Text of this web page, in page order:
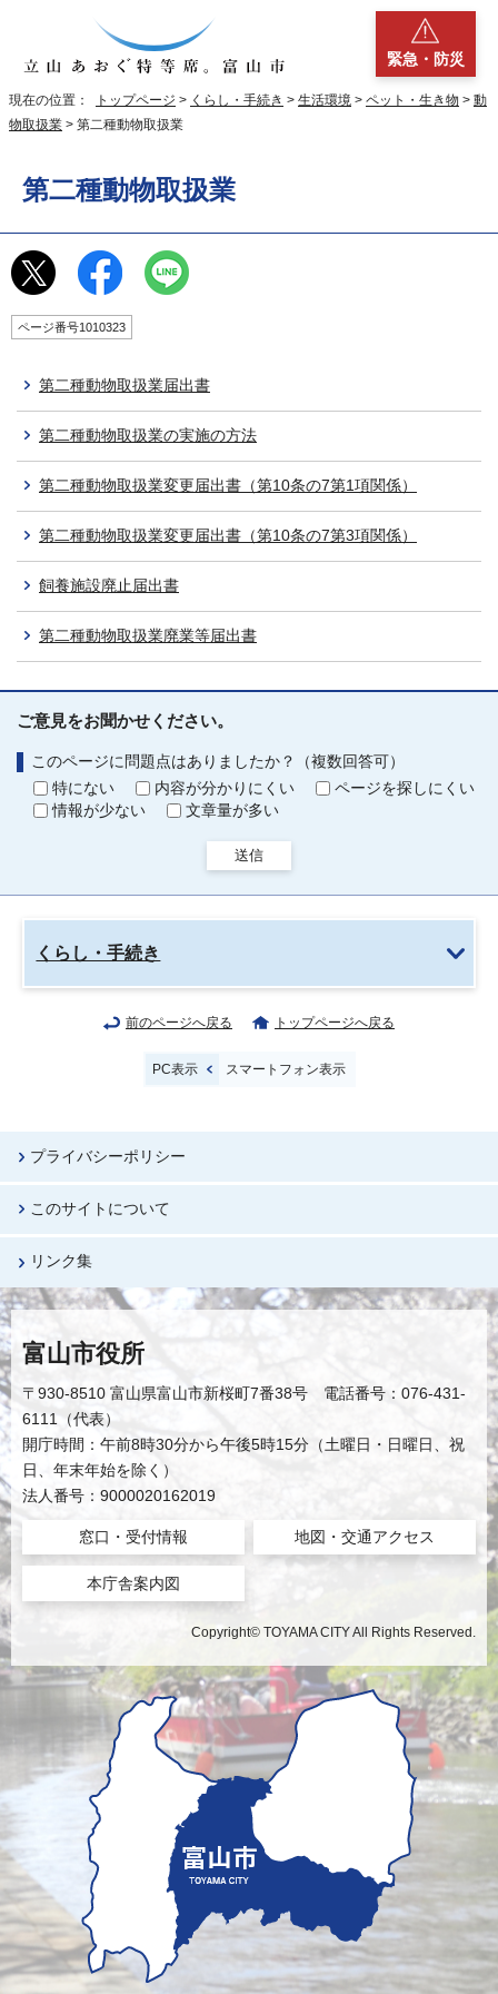
緊急・防災
現在の位置： トップページ > くらし・手続き > 生活環境 > ペット・生き物 > 動
物取扱業 > 第二種動物取扱業
第二種動物取扱業
ページ番号1010323
第二種動物取扱業届出書
第二種動物取扱業の実施の方法
第二種動物取扱業変更届出書（第10条の7第1項関係）
第二種動物取扱業変更届出書（第10条の7第3項関係）
飼養施設廃止届出書
第二種動物取扱業廃業等届出書
ご意見をお聞かせください。
このページに問題点はありましたか？（複数回答可）
特にない
内容が分かりにくい
ページを探しにくい
情報が少ない
文章量が多い
送信
くらし・手続き
前のページへ戻る トップページへ戻る
PC表示 スマートフォン表示
プライバシーポリシー
このサイトについて
リンク集
富山市役所
〒930-8510 富山県富山市新桜町7番38号 電話番号：076-431-
6111（代表）
開庁時間：午前8時30分から午後5時15分（土曜日・日曜日、祝
日、年末年始を除く）
法人番号：9000020162019
窓口・受付情報 地図・交通アクセス
本庁舎案内図
Copyright© TOYAMA CITY All Rights Reserved.